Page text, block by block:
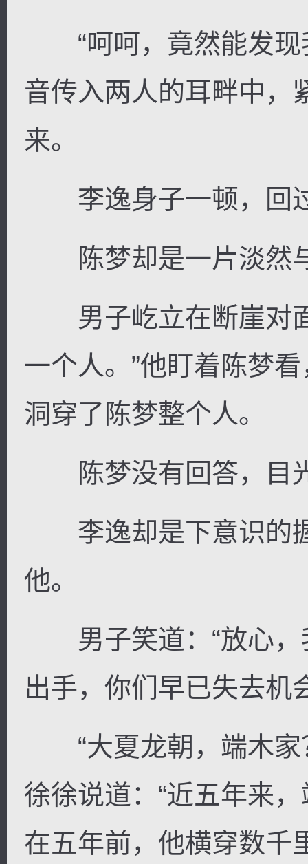
“呵呵，竟然能发现
音传入两人的耳畔中，
来。
李逸身子一顿，回
陈梦却是一片淡然
男子屹立在断崖对面
一个人。”他盯着陈梦
洞穿了陈梦整个人。
陈梦没有回答，目
李逸却是下意识的
他。
男子笑道：“放心，
出手，你们早已失去机
“大夏龙朝，端木家
徐徐说道：“近五年来
在五年前，他横穿数千